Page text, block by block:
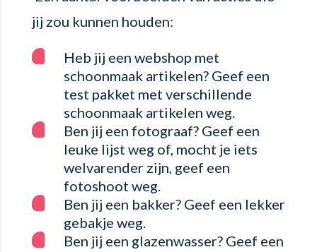
jij zou kunnen houden:
Heb jij een webshop met
schoonmaak artikelen? Geef een
test pakket met verschillende
schoonmaak artikelen weg.
Ben jij een fotograaf? Geef een
leuke lijst weg of, mocht je iets
welvarender zijn, geef een
fotoshoot weg.
Ben jij een bakker? Geef een lekker
gebakje weg.
Ben jij een glazenwasser? Geef een